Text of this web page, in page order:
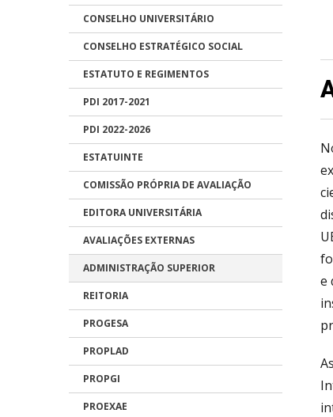
CONSELHO UNIVERSITÁRIO
CONSELHO ESTRATÉGICO SOCIAL
ESTATUTO E REGIMENTOS
PDI 2017-2021
PDI 2022-2026
ESTATUINTE
COMISSÃO PRÓPRIA DE AVALIAÇÃO
EDITORA UNIVERSITÁRIA
AVALIAÇÕES EXTERNAS
ADMINISTRAÇÃO SUPERIOR
REITORIA
PROGESA
PROPLAD
PROPGI
PROEXAE
e